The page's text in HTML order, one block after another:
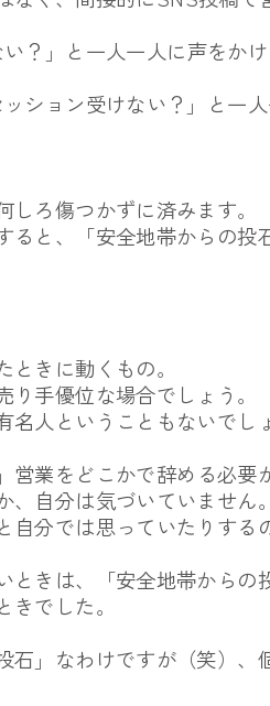
？」
と一人一人に声をかけ
ション受けない？」
と一
ろ傷つかずに済みます。
ると、「安全地帯からの投
きに動くもの。
手優位な場合でしょう。
名人ということもないでし
営業をどこかで辞める必要
自分は気づいていません。
と自分では思っていたりする
ときは、「安全地帯からの
でした。
」なわけですが（笑）、